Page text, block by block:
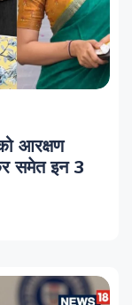
आरक्षण
समेत इन 3